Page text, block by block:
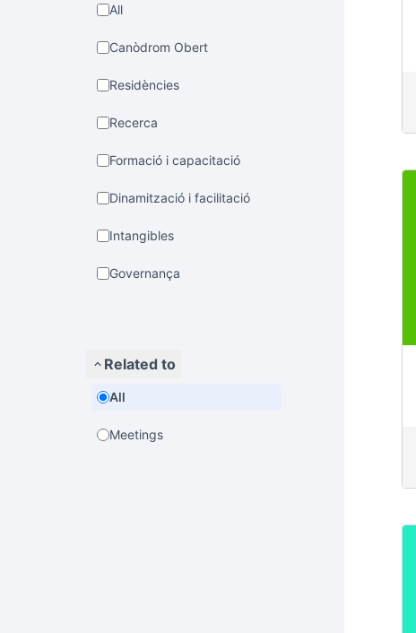
All
Canòdrom Obert
Residències
Recerca
Formació i capacitació
Dinamització i facilitació
Intangibles
Governança
Related to
All
Meetings